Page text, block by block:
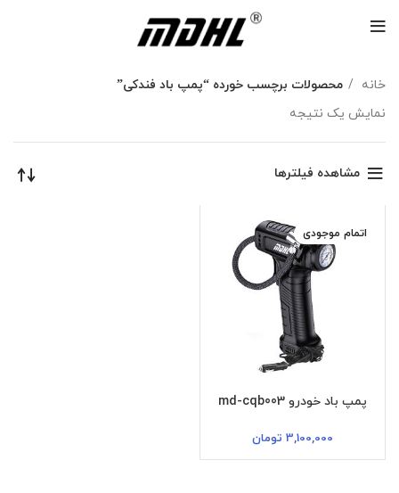
خانه
محصولات برچسب خورده “پمپ باد فندکی”
نمایش یک نتیجه
مشاهده فیلترها
اتمام موجودی
پمپ باد خودرو md-cqb003
3,100,000 تومان